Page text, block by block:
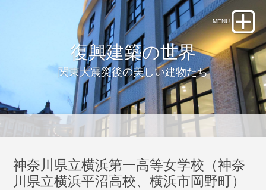
復興建築の世界
関東大震災後の美しい建物たち
神奈川県立横浜第一高等女学校（神奈
川県立横浜平沼高校、横浜市岡野町）